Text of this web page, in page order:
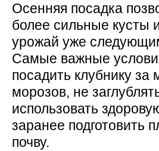
Осенняя посадка
более сильные кусты
урожай уже
Самые важные
посадить клубнику за
морозов, не
использовать
заранее подготовить
почву.